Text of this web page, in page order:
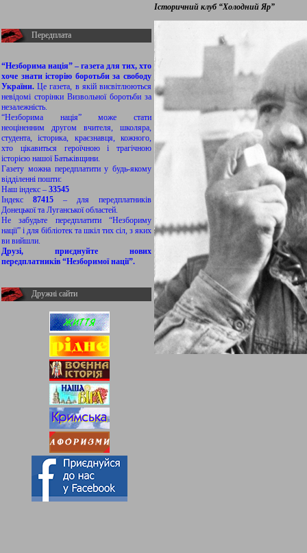
Передплата
“Незборима нація” – газета для тих, хто
хоче знати історію боротьби за свободу
України.Це газета, в якій висвітлюються
невідомі сторінки Визвольної боротьби за
незалежність.
“Незборима нація” може стати
неоціненним другом вчителя, школяра,
студента, історика, краєзнавця, кожного,
хто цікавиться героїчною і трагічною
історією нашої Батьківщини.
Газету можна передплатити у будь-якому
відділенні пошти:
Наш індекс – 33545
Індекс 87415 – для передплатників
Донецької та Луганської областей.
Не забудьте передплатити “Незбориму
нації” і для бібліотек та шкіл тих сіл, з яких
ви вийшли.
Друзі, приєднуйте нових
передплатників “Незборимої нації”.
Дружні сайти
Історичний клуб “Холодний Яр”